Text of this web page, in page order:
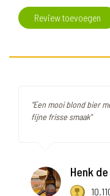
Review toevoegen
"Een mooi blond bier
fijne frisse smaak"
Henk